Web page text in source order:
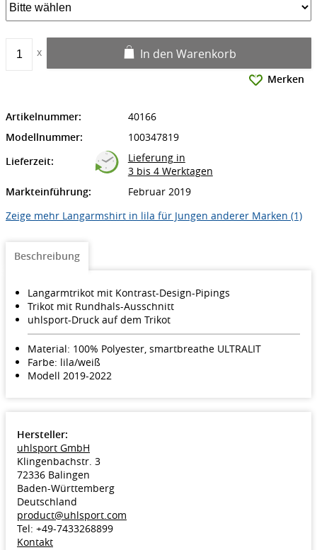
In den Warenkorb
Merken
Artikelnummer:
40166
Modellnummer:
100347819
Lieferzeit:
Lieferung in
3 bis 4 Werktagen
Markteinführung:
Februar 2019
Zeige mehr Langarmshirt in lila für Jungen anderer Marken (1)
Beschreibung
Langarmtrikot mit Kontrast-Design-Pipings
Trikot mit Rundhals-Ausschnitt
uhlsport-Druck auf dem Trikot
Material: 100% Polyester, smartbreathe ULTRALIT
Farbe: lila/weiß
Modell 2019-2022
Hersteller:
uhlsport GmbH
Klingenbachstr. 3
72336 Balingen
Baden-Württemberg
Deutschland
product@uhlsport.com
Tel: +49-7433268899
Kontakt